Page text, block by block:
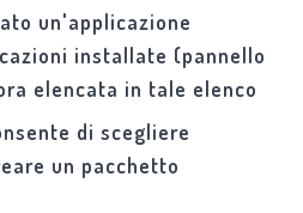
un'applicazione
installate (pannello
elencata in tale elenco
di scegliere
un pacchetto